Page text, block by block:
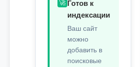
🚀 Готов к
индексации
Ваш сайт
можно
добавить в
поисковые